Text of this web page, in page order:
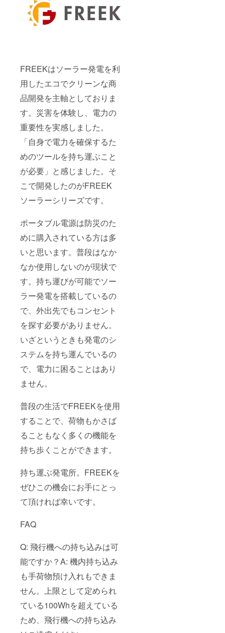
FREEKはソーラー発電を利
用したエコでクリーンな商
品開発を主軸としておりま
す。災害を体験し、電力の
重要性を実感しました。
「自身で電力を確保するた
めのツールを持ち運ぶこと
が必要」と感じました。そ
こで開発したのがFREEK
ソーラーシリーズです。
ポータブル電源は防災のた
めに購入されている方は多
いと思います。普段はなか
なか使用しないのが現状で
す。持ち運びが可能でソー
ラー発電を搭載しているの
で、外出先でもコンセント
を探す必要がありません。
いざというときも発電のシ
ステムを持ち運んでいるの
で、電力に困ることはあり
ません。
普段の生活でFREEKを使用
することで、荷物もかさば
ることもなく多くの機能を
持ち歩くことができます。
持ち運ぶ発電所。FREEKを
ぜひこの機会にお手にとっ
て頂ければ幸いです。
FAQ
Q: 飛行機への持ち込みは可
能ですか？A: 機内持ち込み
も手荷物預け入れもできま
せん。上限として定められ
ている100Whを超えている
ため、飛行機への持ち込み